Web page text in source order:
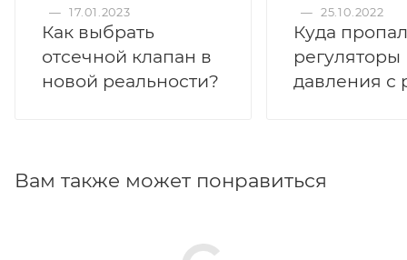
— 17.01.2023
Как выбрать
отсечной клапан в
новой реальности?
— 25.10.2022
Куда
регуляторы
давления с
Вам также может понравиться